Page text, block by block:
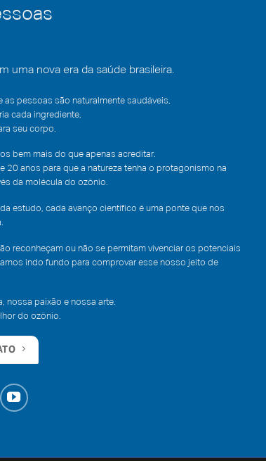
uma nova era da saúde brasileira.
as pessoas são naturalmente saudáveis,
cada ingrediente,
seu corpo.
bem mais do que apenas acreditar.
20 anos para que a natureza tenha o protagonismo na
da molécula do ozônio.
estudo, cada avanço científico é uma ponte que nos
reconheçam ou não se permitam vivenciar os potenciais
indo fundo para comprovar esse nosso jeito de
nossa paixão e nossa arte.
do ozônio.